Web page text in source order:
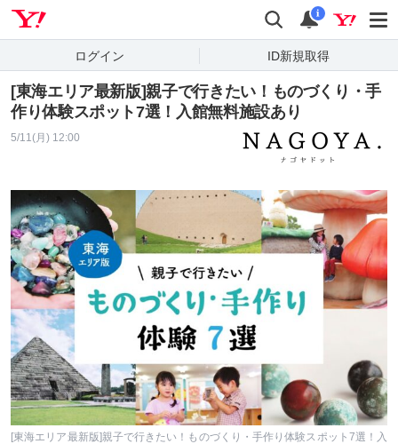
検索 通知
i
ログイン ID新規取得
[東海エリア最新版]親子で行きたい！ものづくり・手
作り体験スポット7選！入館無料施設あり
5/11(月) 12:00
[東海エリア最新版]親子で行きたい！ものづくり・手作り体験スポット7選！入